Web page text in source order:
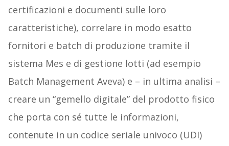
certificazioni e documenti sulle loro
caratteristiche), correlare in modo esatto
fornitori e batch di produzione tramite il
sistema Mes e di gestione lotti (ad esempio
Batch Management Aveva) e – in ultima analisi –
creare un “gemello digitale” del prodotto fisico
che porta con sé tutte le informazioni,
contenute in un codice seriale univoco (UDI)